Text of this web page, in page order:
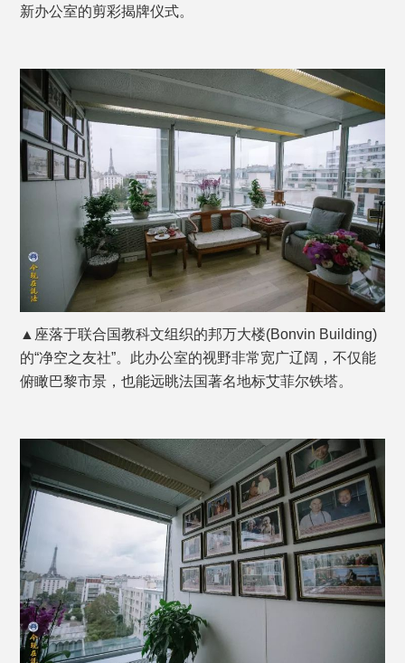
新办公室的剪彩揭牌仪式。
▲座落于联合国教科文组织的邦万大楼(Bonvin Building)
的“净空之友社”。此办公室的视野非常宽广辽阔，不仅能
俯瞰巴黎市景，也能远眺法国著名地标艾菲尔铁塔。